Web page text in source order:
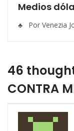
Medios
♣ Por Venezia
46
CONTRA